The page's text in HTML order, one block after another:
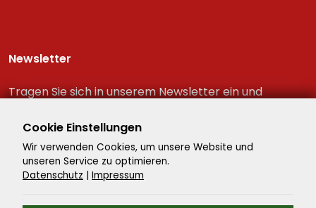
Newsletter
Tragen Sie sich in unserem Newsletter ein und
Reiseschnäppchen!
Cookie Einstellungen
Wir verwenden Cookies, um unsere Website und
unseren Service zu optimieren.
Datenschutz | Impressum